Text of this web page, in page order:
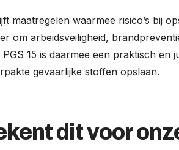
maatregelen waarmee risico’s bij
om arbeidsveiligheid,
PGS 15 is daarmee een praktisch
gevaarlijke stoffen opslaan.
dit voor